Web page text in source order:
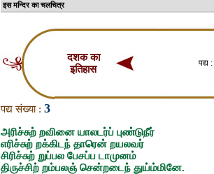
इस मन्दिर का चलचित्र
दशक का
इतिहास
पद्य :
पद्य संख्या : 3
அரிச்சுற் றவினை யாலடர்ப் புண்டுநீர்
எரிச்சுற் றக்கிடந் தாரென் றயலவர்
சிரிச்சுற் றுப்பல பேசப்ப டாமுனம்
திருச்சிற் றம்பலஞ் சென்றடைந் துய்ம்மினே.